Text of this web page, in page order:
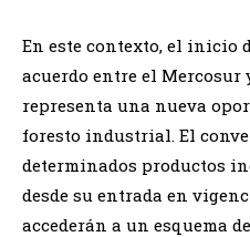
En este contexto, el inicio
acuerdo entre el Mercosur
representa una nueva
foresto industrial. El
determinados productos
desde su entrada en
accederán a un esquema